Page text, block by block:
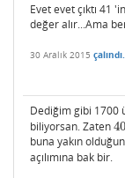
Evet evet çıktı 41
değer alır...Ama
30 Aralık 2015
Dediğim gibi 1700
biliyorsan. Zaten40
40
buna yakın
açılımına bak bir.